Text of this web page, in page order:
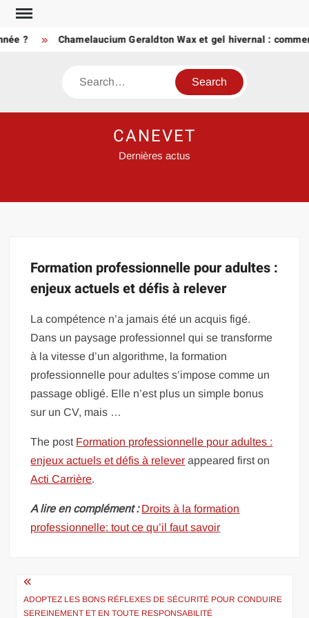
Skip
content
? Chamelaucium Geraldton Wax et gel hivernal :
Search
CANEVET
Dernières actus
Formation professionnelle pour adultes :
enjeux actuels et défis à relever
La compétence n’a jamais été un acquis figé.
Dans un paysage professionnel qui se transforme
à la vitesse d’un algorithme, la formation
professionnelle pour adultes s’impose comme un
passage obligé. Elle n’est plus un simple bonus
sur un CV, mais …
The post Formation professionnelle pour adultes :
enjeux actuels et défis à relever appeared first on
Acti Carrière.
A lire en complément : Droits à la formation
professionnelle: tout ce qu’il faut savoir
Navigation
de
ADOPTEZ LES BONS RÉFLEXES DE SÉCURITÉ POUR CONDUIRE
SEREINEMENT ET EN TOUTE RESPONSABILITÉ